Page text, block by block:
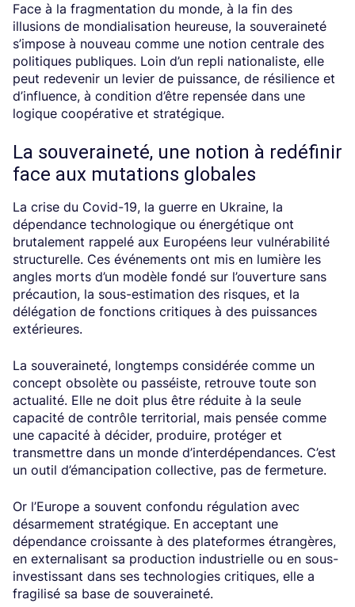
Face à la fragmentation du monde, à la fin des
illusions de mondialisation heureuse, la souveraineté
s’impose à nouveau comme une notion centrale des
politiques publiques. Loin d’un repli nationaliste, elle
peut redevenir un levier de puissance, de résilience et
d’influence, à condition d’être repensée dans une
logique coopérative et stratégique.
La souveraineté, une notion à redéfinir
face aux mutations globales
La crise du Covid-19, la guerre en Ukraine, la
dépendance technologique ou énergétique ont
brutalement rappelé aux Européens leur vulnérabilité
structurelle. Ces événements ont mis en lumière les
angles morts d’un modèle fondé sur l’ouverture sans
précaution, la sous-estimation des risques, et la
délégation de fonctions critiques à des puissances
extérieures.
La souveraineté, longtemps considérée comme un
concept obsolète ou passéiste, retrouve toute son
actualité. Elle ne doit plus être réduite à la seule
capacité de contrôle territorial, mais pensée comme
une capacité à décider, produire, protéger et
transmettre dans un monde d’interdépendances. C’est
un outil d’émancipation collective, pas de fermeture.
Or l’Europe a souvent confondu régulation avec
désarmement stratégique. En acceptant une
dépendance croissante à des plateformes étrangères,
en externalisant sa production industrielle ou en sous-
investissant dans ses technologies critiques, elle a
fragilisé sa base de souveraineté.